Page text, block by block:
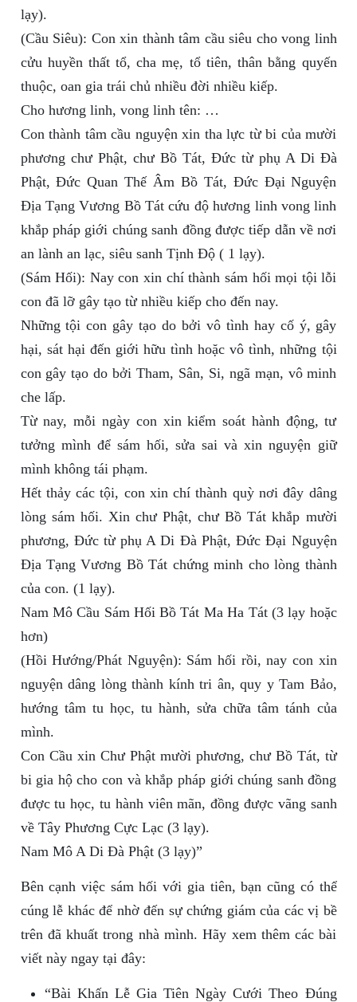
lạy).
(Cầu Siêu): Con xin thành tâm cầu siêu cho vong linh
cửu huyền thất tổ, cha mẹ, tổ tiên, thân bằng quyến
thuộc, oan gia trái chủ nhiều đời nhiều kiếp.
Cho hương linh, vong linh tên: …
Con thành tâm cầu nguyện xin tha lực từ bi của mười
phương chư Phật, chư Bồ Tát, Đức từ phụ A Di Đà
Phật, Đức Quan Thế Âm Bồ Tát, Đức Đại Nguyện
Địa Tạng Vương Bồ Tát cứu độ hương linh vong linh
khắp pháp giới chúng sanh đồng được tiếp dẫn về nơi
an lành an lạc, siêu sanh Tịnh Độ ( 1 lạy).
(Sám Hối): Nay con xin chí thành sám hối mọi tội lỗi
con đã lỡ gây tạo từ nhiều kiếp cho đến nay.
Những tội con gây tạo do bởi vô tình hay cố ý, gây
hại, sát hại đến giới hữu tình hoặc vô tình, những tội
con gây tạo do bởi Tham, Sân, Si, ngã mạn, vô minh
che lấp.
Từ nay, mỗi ngày con xin kiểm soát hành động, tư
tưởng mình để sám hối, sửa sai và xin nguyện giữ
mình không tái phạm.
Hết thảy các tội, con xin chí thành quỳ nơi đây dâng
lòng sám hối. Xin chư Phật, chư Bồ Tát khắp mười
phương, Đức từ phụ A Di Đà Phật, Đức Đại Nguyện
Địa Tạng Vương Bồ Tát chứng minh cho lòng thành
của con. (1 lạy).
Nam Mô Cầu Sám Hối Bồ Tát Ma Ha Tát (3 lạy hoặc
hơn)
(Hồi Hướng/Phát Nguyện): Sám hối rồi, nay con xin
nguyện dâng lòng thành kính tri ân, quy y Tam Bảo,
hướng tâm tu học, tu hành, sửa chữa tâm tánh của
mình.
Con Cầu xin Chư Phật mười phương, chư Bồ Tát, từ
bi gia hộ cho con và khắp pháp giới chúng sanh đồng
được tu học, tu hành viên mãn, đồng được vãng sanh
về Tây Phương Cực Lạc (3 lạy).
Nam Mô A Di Đà Phật (3 lạy)”
Bên cạnh việc sám hối với gia tiên, bạn cũng có thể
cúng lễ khác để nhờ đến sự chứng giám của các vị bề
trên đã khuất trong nhà mình. Hãy xem thêm các bài
viết này ngay tại đây:
“Bài Khấn Lễ Gia Tiên Ngày Cưới Theo Đúng